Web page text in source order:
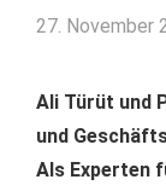
27. November
Ali Türüt und
und
Als Experten